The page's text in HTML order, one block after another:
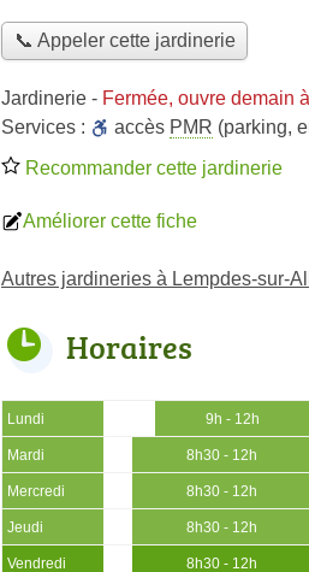
📞 Appeler cette jardinerie
Jardinerie - Fermée, ouvre demain
Services :
accès PMR (parking,
Recommander cette jardinerie
Améliorer cette fiche
Autres jardineries à Lempdes-sur-
Horaires
Lundi 9h - 12h
Mardi 8h30 - 12h
Mercredi 8h30 - 12h
Jeudi 8h30 - 12h
Vendredi 8h30 - 12h